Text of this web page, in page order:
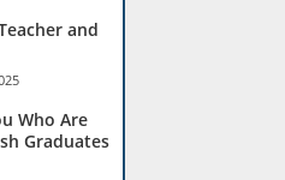
and
Who Are
Graduates